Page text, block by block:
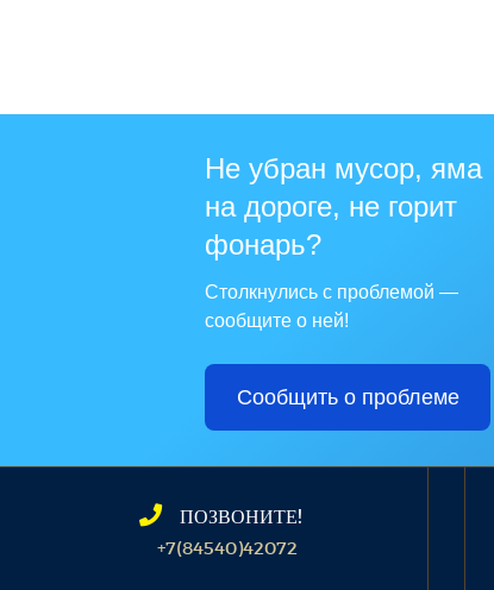
Не убран мусор, яма
на дороге, не горит
фонарь?
Столкнулись с проблемой —
сообщите о ней!
Сообщить о проблеме
ПОЗВОНИТЕ!
+7(84540)42072